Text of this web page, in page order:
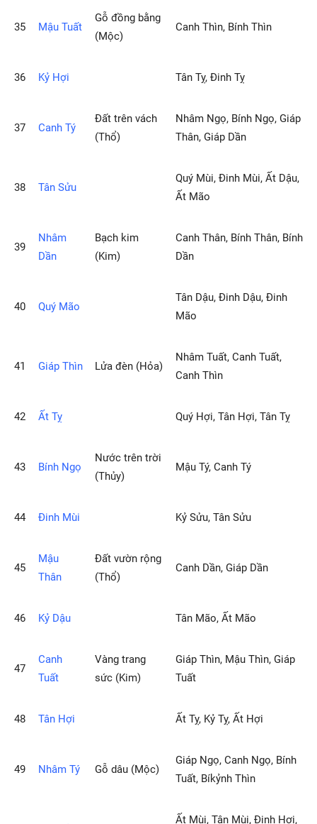
35 Mậu Tuất
Gỗ đồng bằng
(Mộc)
Canh Thìn, Bính Thìn
36 Kỷ Hợi Tân Tỵ, Đinh Tỵ
37 Canh Tý
Ðất trên vách
(Thổ)
Nhâm Ngọ, Bính Ngọ, Giáp
Thân, Giáp Dần
38 Tân Sửu
Quý Mùi, Đinh Mùi, Ất Dậu,
Ất Mão
39
Nhâm
Dần
Bạch kim
(Kim)
Canh Thân, Bính Thân, Bính
Dần
40 Quý Mão
Tân Dậu, Đinh Dậu, Đinh
Mão
41 Giáp Thìn Lửa đèn (Hỏa)
Nhâm Tuất, Canh Tuất,
Canh Thìn
42 Ất Tỵ Quý Hợi, Tân Hợi, Tân Tỵ
43 Bính Ngọ
Nước trên trời
(Thủy)
Mậu Tý, Canh Tý
44 Ðinh Mùi Kỷ Sửu, Tân Sửu
45
Mậu
Thân
Ðất vườn rộng
(Thổ)
Canh Dần, Giáp Dần
46 Kỷ Dậu Tân Mão, Ất Mão
47
Canh
Tuất
Vàng trang
sức (Kim)
Giáp Thìn, Mậu Thìn, Giáp
Tuất
48 Tân Hợi Ất Tỵ, Kỷ Tỵ, Ất Hợi
49 Nhâm Tý Gỗ dâu (Mộc)
Giáp Ngọ, Canh Ngọ, Bính
Tuất, Bíkỷnh Thìn
Ất Mùi, Tân Mùi, Đinh Hợi,